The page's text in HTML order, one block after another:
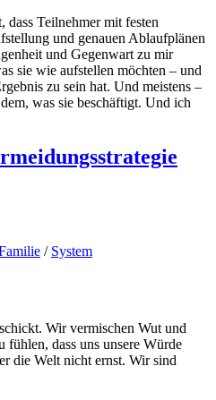
dass Teilnehmer mit festen
und genauen Ablaufplänen
und Gegenwart zu mir
sie wie aufstellen möchten – und
zu sein hat. Und meistens –
was sie beschäftigt. Und ich
/ System
Wir vermischen Wut und
fühlen, dass uns unsere Würde
die Welt nicht ernst. Wir sind